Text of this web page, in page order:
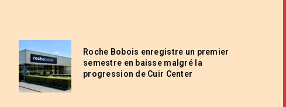
Roche Bobois enregistre un premier
semestre en baisse malgré la
progression de Cuir Center